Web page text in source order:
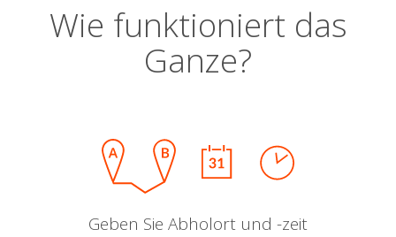
Wie funktioniert das
Ganze?
Geben Sie Abholort und -zeit